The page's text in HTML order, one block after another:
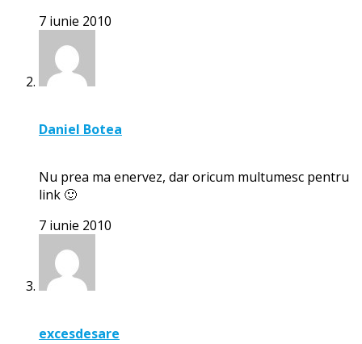
7 iunie 2010
Daniel Botea
Nu prea ma enervez, dar oricum multumesc pentru
link 🙂
7 iunie 2010
excesdesare